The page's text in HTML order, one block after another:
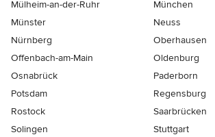
Mülheim-an-der-Ruhr
München
Münster
Neuss
Nürnberg
Oberhausen
Offenbach-am-Main
Oldenburg
Osnabrück
Paderborn
Potsdam
Regensburg
Rostock
Saarbrücken
Solingen
Stuttgart